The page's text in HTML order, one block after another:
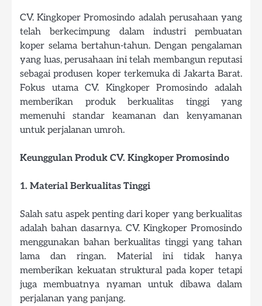
CV. Kingkoper Promosindo adalah perusahaan yang
telah berkecimpung dalam industri pembuatan
koper selama bertahun-tahun. Dengan pengalaman
yang luas, perusahaan ini telah membangun reputasi
sebagai produsen koper terkemuka di Jakarta Barat.
Fokus utama CV. Kingkoper Promosindo adalah
memberikan produk berkualitas tinggi yang
memenuhi standar keamanan dan kenyamanan
untuk perjalanan umroh.
Keunggulan Produk CV. Kingkoper Promosindo
1. Material Berkualitas Tinggi
Salah satu aspek penting dari koper yang berkualitas
adalah bahan dasarnya. CV. Kingkoper Promosindo
menggunakan bahan berkualitas tinggi yang tahan
lama dan ringan. Material ini tidak hanya
memberikan kekuatan struktural pada koper tetapi
juga membuatnya nyaman untuk dibawa dalam
perjalanan yang panjang.